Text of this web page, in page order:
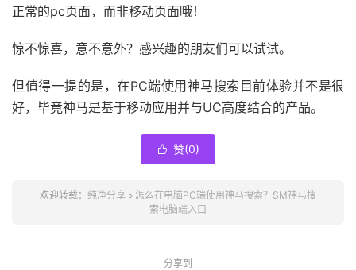
正常的pc页面，而非移动页面哦！
惊不惊喜，意不意外？感兴趣的朋友们可以试试。
但值得一提的是，在PC端使用神马搜索目前体验并不是很
好，毕竟神马是基于移动应用并与UC高度结合的产品。
 赞(0)
欢迎转载： 纯净分享 » 怎么在电脑PC端使用神马搜索？SM神马搜
索电脑端入口
分享到